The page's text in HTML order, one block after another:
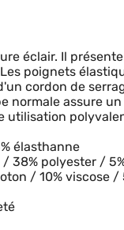
éclair. Il
poignets
cordon de
normale assure
utilisation
élasthanne
38% polyester /
/ 10% viscose /